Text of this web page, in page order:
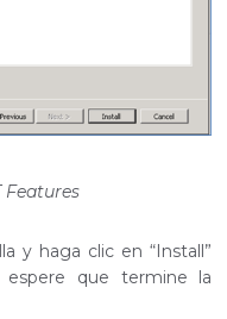
Features
y haga clic en “Install”
espere que termine la